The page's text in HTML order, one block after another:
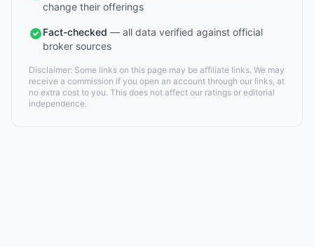
change their offerings
Fact-checked — all data verified against official
broker sources
Disclaimer: Some links on this page may be affiliate links. We may
receive a commission if you open an account through our links, at
no extra cost to you. This does not affect our ratings or editorial
independence.